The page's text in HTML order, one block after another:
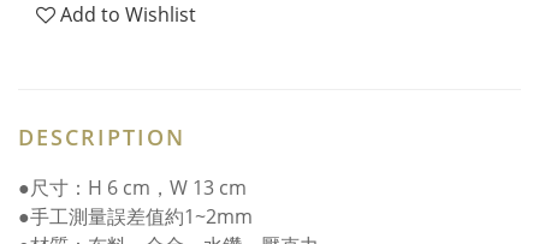
Add to Wishlist
DESCRIPTION
●尺寸：H 6 cm，W 13 cm
●手工測量誤差值約1~2mm